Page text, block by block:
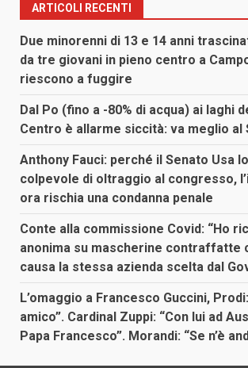
ARTICOLI RECENTI
Due minorenni di 13 e 14 anni
da tre giovani in pieno centro a
riescono a fuggire
Dal Po (fino a -80% di acqua) ai laghi
Centro è allarme siccità: va meglio al
Anthony Fauci: perché il Senato Usa
colpevole di oltraggio al congresso,
ora rischia una condanna penale
Conte alla commissione Covid: “Ho
anonima su mascherine contraffatte
causa la stessa azienda scelta dal
L’omaggio a Francesco Guccini,
amico”. Cardinal Zuppi: “Con lui ad
Papa Francesco”. Morandi: “Se n’è